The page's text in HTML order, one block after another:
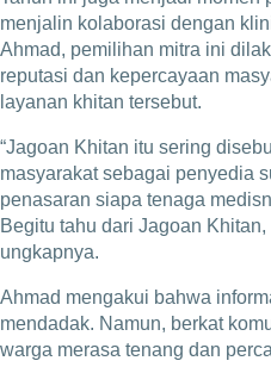
menjalin kolaborasi dengan
Ahmad, pemilihan mitra ini
reputasi dan kepercayaan
layanan khitan tersebut.
“Jagoan Khitan itu sering
masyarakat sebagai penyedia
penasaran siapa tenaga
Begitu tahu dari Jagoan
ungkapnya.
Ahmad mengakui bahwa
mendadak. Namun, berkat
warga merasa tenang dan